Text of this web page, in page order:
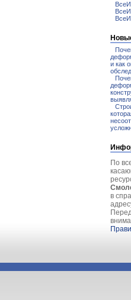
и как
По
в